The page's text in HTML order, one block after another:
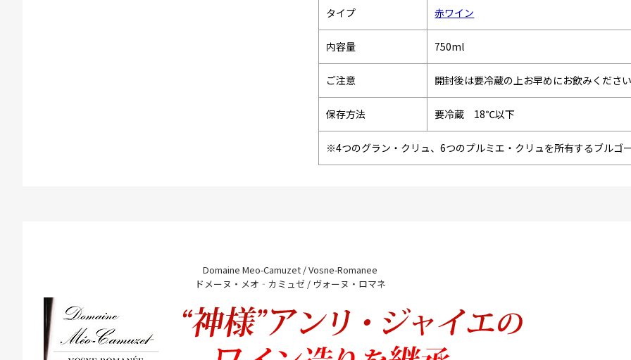
タイプ 赤ワイン
内容量 750ml
ご注意 開封後は要冷蔵の上お早めにお飲みくださ
保存方法 要冷蔵 18℃以下
※4つのグラン・クリュ、6つのプルミエ・クリュを所有するブルゴ
Domaine Meo-Camuzet / Vosne-Romanee
ドメーヌ・メオ‐カミュゼ / ヴォーヌ・ロマネ